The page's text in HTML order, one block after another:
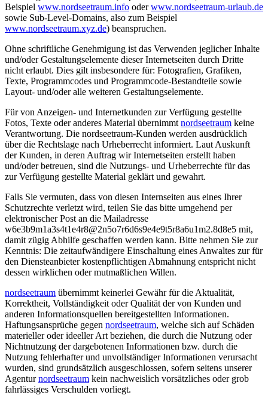
Beispiel www.nordseetraum.info oderwww.nordseetraum-urlaub.de
sowie Sub-Level-Domains, also zum Beispiel
www.nordseetraum.xyz.de) beanspruchen.
Ohne schriftliche Genehmigung ist das Verwenden jeglicher Inhalte
und/oder Gestaltungselemente dieser Internetseiten durch Dritte
nicht erlaubt. Dies gilt insbesondere für: Fotografien, Grafiken,
Texte, Programmcodes und Programmcode-Bestandteile sowie
Layout- und/oder alle weiteren Gestaltungselemente.
Für von Anzeigen- und Internetkunden zur Verfügung gestellte
Fotos, Texte oder anderes Material übernimmt nordseetraum keine
Verantwortung. Die nordseetraum-Kunden werden ausdrücklich
über die Rechtslage nach Urheberrecht informiert. Laut Auskunft
der Kunden, in deren Auftrag wir Internetseiten erstellt haben
und/oder betreuen, sind die Nutzungs- und Urheberrechte für das
zur Verfügung gestellte Material geklärt und gewahrt.
Falls Sie vermuten, dass von diesen Internseiten aus eines Ihrer
Schutzrechte verletzt wird, teilen Sie das bitte umgehend per
elektronischer Post an die Mailadresse
w6e3b9m1a3s4t1e4r8@2n5o7r6d6s9e4e9t5r8a6u1m2.8d8e5 mit,
damit zügig Abhilfe geschaffen werden kann. Bitte nehmen Sie zur
Kenntnis: Die zeitaufwändigere Einschaltung eines Anwaltes zur für
den Diensteanbieter kostenpflichtigen Abmahnung entspricht nicht
dessen wirklichen oder mutmaßlichen Willen.
nordseetraum übernimmt keinerlei Gewähr für die Aktualität,
Korrektheit, Vollständigkeit oder Qualität der von Kunden und
anderen Informationsquellen bereitgestellten Informationen.
Haftungsansprüche gegen nordseetraum, welche sich auf Schäden
materieller oder ideeller Art beziehen, die durch die Nutzung oder
Nichtnutzung der dargebotenen Informationen bzw. durch die
Nutzung fehlerhafter und unvollständiger Informationen verursacht
wurden, sind grundsätzlich ausgeschlossen, sofern seitens unserer
Agenturnordseetraum kein nachweislich vorsätzliches oder grob
fahrlässiges Verschulden vorliegt.